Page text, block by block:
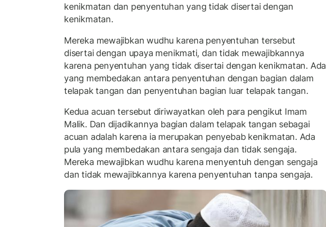
kenikmatan dan penyentuhan yang tidak disertai dengan
kenikmatan.
Mereka mewajibkan wudhu karena penyentuhan tersebut
disertai dengan upaya menikmati, dan tidak mewajibkannya
karena penyentuhan yang tidak disertai dengan kenikmatan. Ada
yang membedakan antara penyentuhan dengan bagian dalam
telapak tangan dan penyentuhan bagian luar telapak tangan.
Kedua acuan tersebut diriwayatkan oleh para pengikut Imam
Malik. Dan dijadikannya bagian dalam telapak tangan sebagai
acuan adalah karena ia merupakan penyebab kenikmatan. Ada
pula yang membedakan antara sengaja dan tidak sengaja.
Mereka mewajibkan wudhu karena menyentuh dengan sengaja
dan tidak mewajibkannya karena penyentuhan tanpa sengaja.